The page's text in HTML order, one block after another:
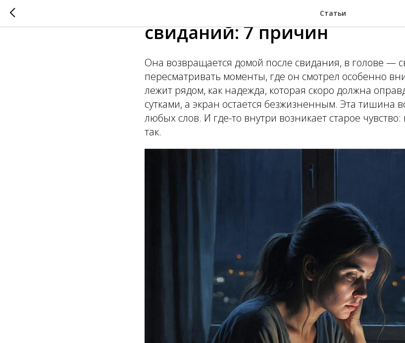
Статьи
Почему мужчины пропадают
свиданий: 7 причин
Она возвращается домой после свидания, в голове —
пересматривать моменты, где он смотрел особенно
лежит рядом, как надежда, которая скоро должна
сутками, а экран остается безжизненным. Эта тишина
любых слов. И где-то внутри возникает старое
так.